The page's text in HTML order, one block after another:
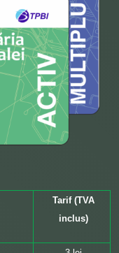
Tarif (TVA
inclus)